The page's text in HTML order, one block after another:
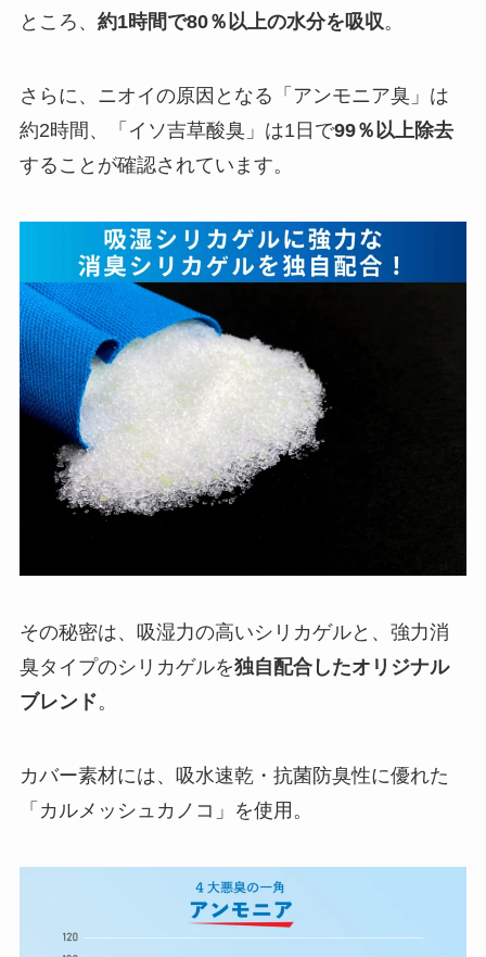
ところ、 約1時間で80％以上の水分を吸収。
さらに、ニオイの原因となる「アンモニア臭」は
約2時間、「イソ吉草酸臭」は1日で99％以上除去
することが確認されています。
その秘密は、吸湿力の高いシリカゲルと、強力消
臭タイプのシリカゲルを独自配合したオリジナル
ブレンド。
カバー素材には、吸水速乾・抗菌防臭性に優れた
「カルメッシュカノコ」を使用。